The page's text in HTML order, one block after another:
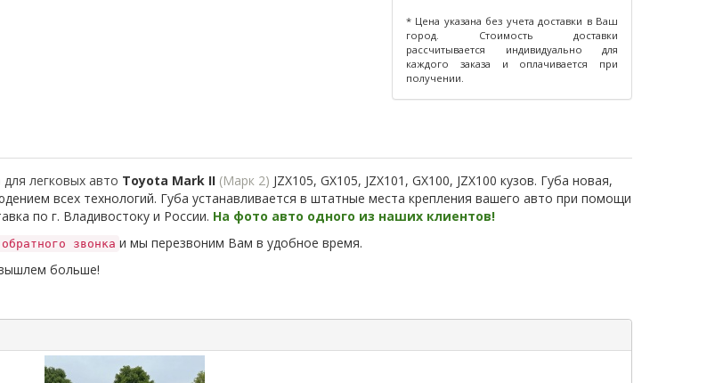
* Цена указана без учета доставки в Ваш
город. Стоимость доставки
рассчитывается индивидуально для
каждого заказа и оплачивается при
получении.
легковых авто Toyota Mark II (Марк 2) JZX105, GX105, JZX101, GX100, JZX100 кузов. Губа новая,
всех технологий. Губа устанавливается в штатные места крепления вашего авто при помощи
по г. Владивостоку и России. На фото авто одного из наших клиентов!
звонка и мы перезвоним Вам в удобное время.
больше!